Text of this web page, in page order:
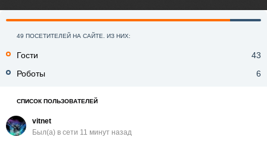
49 ПОСЕТИТЕЛЕЙ НА САЙТЕ. ИЗ НИХ:
Гости
43
Роботы
6
СПИСОК ПОЛЬЗОВАТЕЛЕЙ
vitnet
Был(a) в сети 11 минут назад